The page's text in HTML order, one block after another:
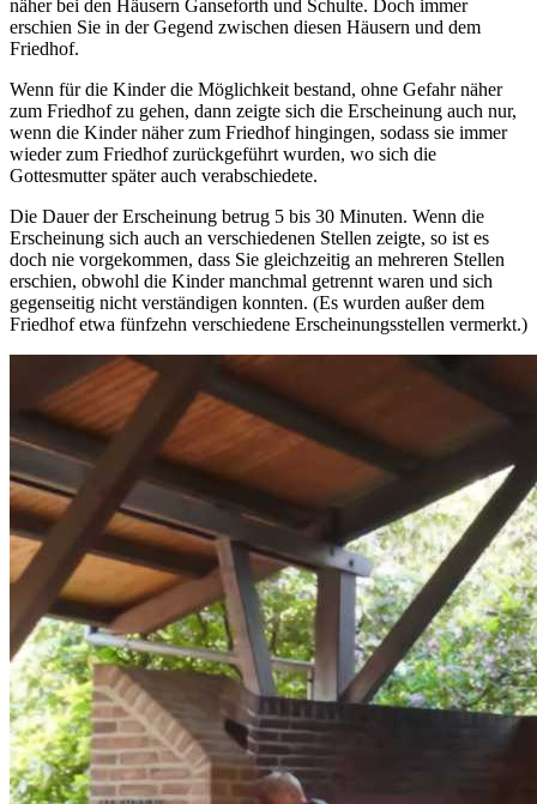
näher bei den Häusern Ganseforth und Schulte. Doch immer
erschien Sie in der Gegend zwischen diesen Häusern und dem
Friedhof.
Wenn für die Kinder die Möglichkeit bestand, ohne Gefahr näher
zum Friedhof zu gehen, dann zeigte sich die Erscheinung auch nur,
wenn die Kinder näher zum Friedhof hingingen, sodass sie immer
wieder zum Friedhof zurückgeführt wurden, wo sich die
Gottesmutter später auch verabschiedete.
Die Dauer der Erscheinung betrug 5 bis 30 Minuten. Wenn die
Erscheinung sich auch an verschiedenen Stellen zeigte, so ist es
doch nie vorgekommen, dass Sie gleichzeitig an mehreren Stellen
erschien, obwohl die Kinder manchmal getrennt waren und sich
gegenseitig nicht verständigen konnten. (Es wurden außer dem
Friedhof etwa fünfzehn verschiedene Erscheinungsstellen vermerkt.)